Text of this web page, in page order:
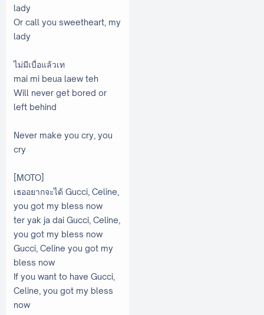
lady
Or call you sweetheart, my
lady
ไม่มีเบื่อแล้วเท
mai mi beua laew teh
Will never get bored or
left behind
Never make you cry, you
cry
[MOTO]
เธออยากจะได้ Gucci, Celine,
you got my bless now
ter yak ja dai Gucci, Celine,
you got my bless now
Gucci, Celine you got my
bless now
If you want to have Gucci,
Celine, you got my bless
now